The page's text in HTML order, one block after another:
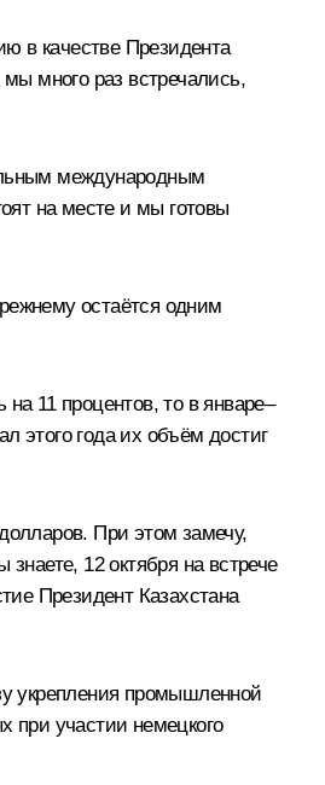
в качестве Президента
много раз встречались,
международным
на месте и мы готовы
остаётся одним
11 процентов, то в январе–
этого года их объём достиг
При этом замечу,
12 октября на встрече
Президент Казахстана
укрепления промышленной
при участии немецкого